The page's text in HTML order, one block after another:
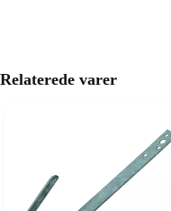
Relaterede varer